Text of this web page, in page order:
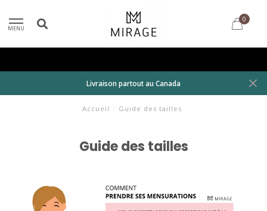
MENU
0
Livraison partout au Canada
Accueil / Guide des tailles
Guide des tailles